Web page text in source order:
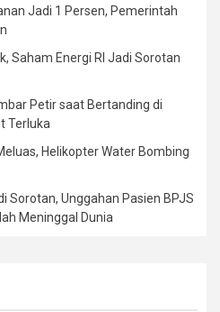
Jadi 1 Persen, Pemerintah
Saham Energi RI Jadi Sorotan
Petir saat Bertanding di
Terluka
Helikopter Water Bombing
Sorotan, Unggahan Pasien BPJS
Meninggal Dunia